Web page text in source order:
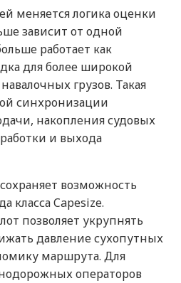
меняется логика оценки
зависит от одной
работает как
для более широкой
грузов. Такая
синхронизации
накопления судовых
и выхода
возможность
Capesize.
позволяет укрупнять
давление сухопутных
маршрута. Для
операторов